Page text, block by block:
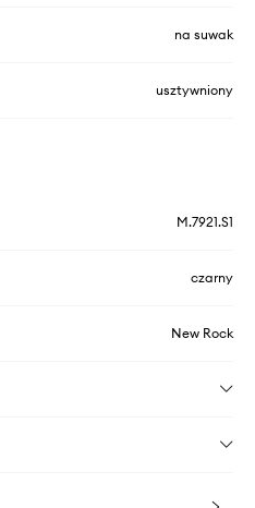
na suwak
usztywniony
M.7921.S1
czarny
New Rock